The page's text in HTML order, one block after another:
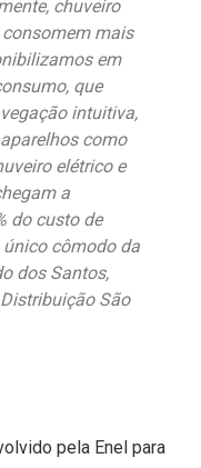
chuveiro
consomem mais
em
que
intuitiva,
como
elétrico e
a
do custo de
cômodo da
dos Santos,
São
pela Enel para